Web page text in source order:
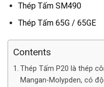
Thép Tấm SM490
Thép Tấm 65G / 65GE
Contents
Thép Tấm P20 là thép
Mangan-Molypden, có